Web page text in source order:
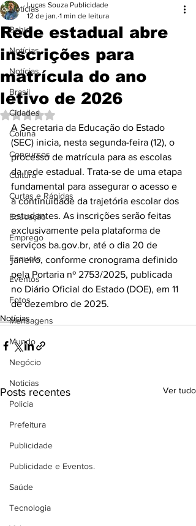
Notícias
Bahia
Notícias
Notícias
Brasil
Cidades
Coluna
Concursos
Cultura
Curtas e Rápidas
Educação
Emprego
Enquete
Eventos
Fotos
Mensagens
Mundo
Negócio
Noticias
Policia
Prefeitura
Publicidade
Publicidade e Eventos.
Saúde
Tecnologia
Rede estadual abre
inscrições para
matrícula do ano
letivo de 2026
Lucas Souza Publicidade
12 de jan. 1 min de leitura
Avaliado com NaN de 5 estrelas.
A Secretaria da Educação do Estado
(SEC) inicia, nesta segunda-feira (12), o
processo de matrícula para as escolas
da rede estadual. Trata-se de uma etapa
fundamental para assegurar o acesso e
a continuidade da trajetória escolar dos
estudantes. As inscrições serão feitas
exclusivamente pela plataforma de
serviços ba.gov.br, até o dia 20 de
janeiro, conforme cronograma definido
pela Portaria nº 2753/2025, publicada
no Diário Oficial do Estado (DOE), em 11
de dezembro de 2025.
Notícias
Posts recentes Ver tudo